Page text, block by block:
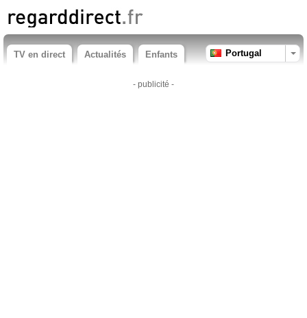
TV en direct Actualités Enfants Portugal
- publicité -